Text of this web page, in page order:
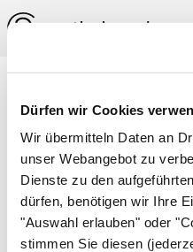
Dürfen wir Cookies
Wir übermitteln Daten an
unser Webangebot zu
Dienste zu den
dürfen, benötigen wir Ihre
"Auswahl erlauben" oder
stimmen Sie diesen
Das Stützgerüst des
Knochen und Gelenken
Bewegungsapparat)
Muskeln, Bändern und
Bewegungsapparat).